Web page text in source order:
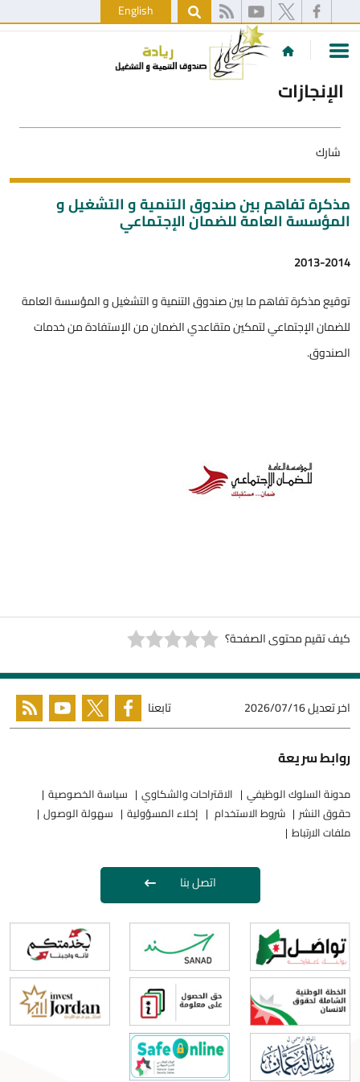
English
الإنجازات
شارك
مذكرة تفاهم بين صندوق التنمية و التشغيل و
المؤسسة العامة للضمان الإجتماعي
2013-2014
توقيع مذكرة تفاهم ما بين صندوق التنمية و التشغيل و المؤسسة العامة
للضمان الإجتماعي لتمكين متقاعدي الضمان من الإستفادة من خدمات
الصندوق.
كيف تقيم محتوى الصفحة؟
اخر تعديل2026/07/16 تابعنا
روابط سريعة
مدونة السلوك الوظيفي الاقتراحات والشكاوي
سياسة الخصوصية
حقوق النشر
شروط الاستخدام إخلاء المسؤولية
سهولة الوصول
ملفات الارتباط
اتصل بنا